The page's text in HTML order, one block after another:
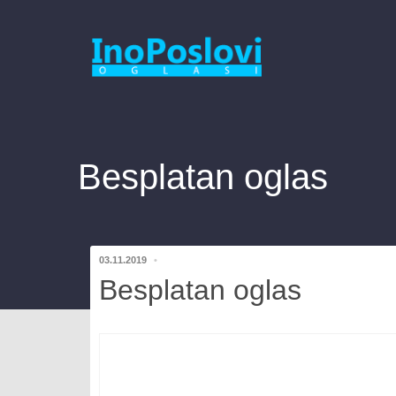
Besplatan oglas
03.11.2019
Besplatan oglas